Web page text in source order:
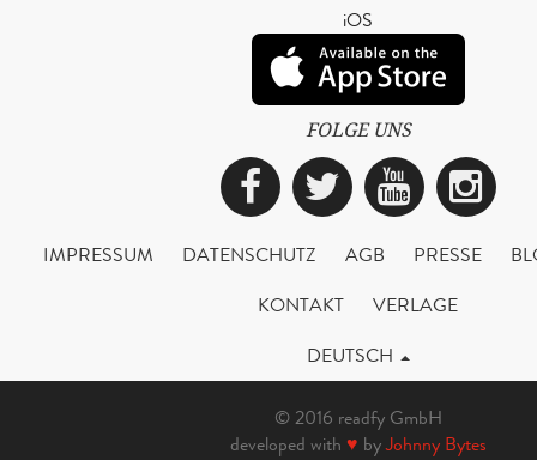
iOS
FOLGE UNS
Facebook
Twitter
IMPRESSUM DATENSCHUTZ AGB PRESSE
KONTAKT
VERLAGE
DEUTSCH
© 2016 readfy GmbH
developed with ♥ byJohnny Bytes